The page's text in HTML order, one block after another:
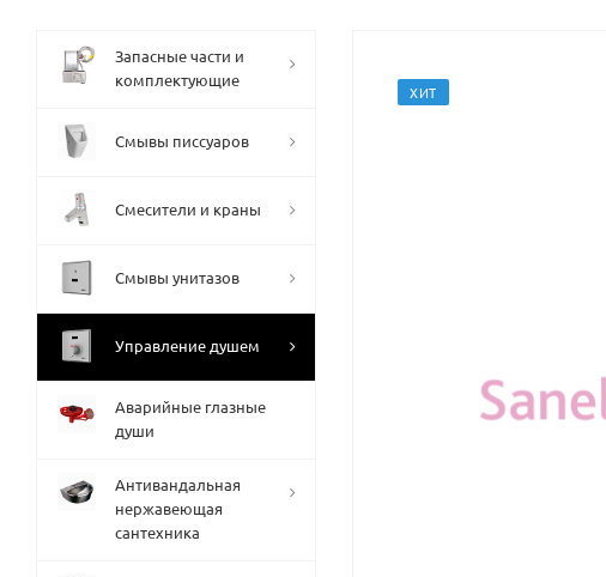
ХИТ
Запасные части и
комплектующие
Смывы писсуаров
Смесители и краны
Смывы унитазов
Управление душем
Аварийные глазные
души
Антивандальная
нержавеющая
сантехника